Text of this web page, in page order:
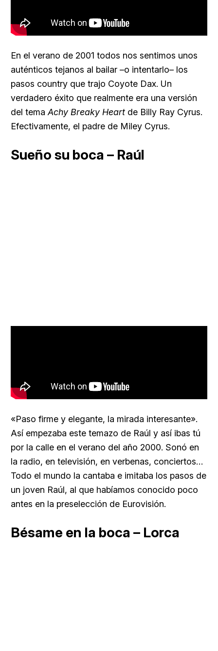
En el verano de 2001 todos nos sentimos unos
auténticos tejanos al bailar –o intentarlo– los
pasos country que trajo Coyote Dax. Un
verdadero éxito que realmente era una versión
del tema Achy Breaky Heart de Billy Ray Cyrus.
Efectivamente, el padre de Miley Cyrus.
Sueño su boca – Raúl
«Paso firme y elegante, la mirada interesante».
Así empezaba este temazo de Raúl y así ibas tú
por la calle en el verano del año 2000. Sonó en
la radio, en televisión, en verbenas, conciertos…
Todo el mundo la cantaba e imitaba los pasos de
un joven Raúl, al que habíamos conocido poco
antes en la preselección de Eurovisión.
Bésame en la boca – Lorca